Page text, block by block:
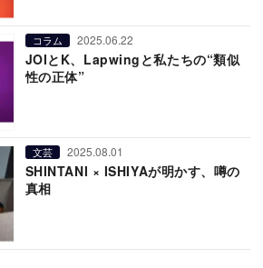
コラム 2025.06.22
JOIとK、Lapwingと私たちの“類似
性の正体”
文芸 2025.08.01
SHINTANI × ISHIYAが明かす、噂の
真相